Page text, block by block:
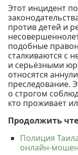
Этот инцидент
против детей и
подобные
сталкиваются с
и серьёзными
относятся
преследование.
о строгом
кто проживает
Продолжить
Полиция
онлайн-